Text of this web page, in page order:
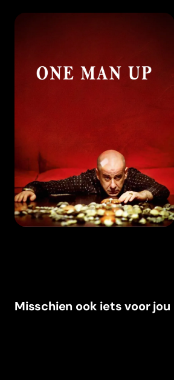
Misschien ook iets voor jou